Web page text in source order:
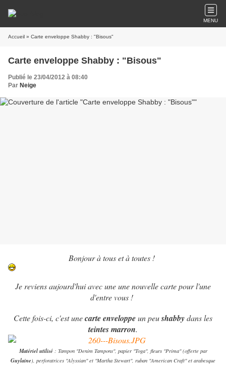
MENU
Accueil » Carte enveloppe Shabby : "Bisous"
Carte enveloppe Shabby : "Bisous"
Publié le 23/04/2012 à 08:40
Par Neige
Bonjour à tous et à toutes !
Je reviens aujourd'hui avec une une nouvelle carte pour l'une
d'entre vous !
Cette fois-ci, c'est unecarte enveloppeun peushabbydans les
teintes marron.
Matériel utilisé: Tampon "Denim Tampons", papier "Toga", fleurs "Prima" (offerte par
Guylaine), perforatrices "Alyssian" et "Martha Stewart", ruban "American Craft" et arabesque